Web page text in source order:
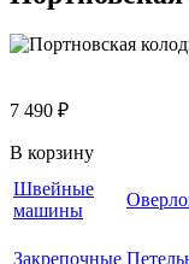
7 490 ₽
В корзину
Швейные
машины
Закрепочные